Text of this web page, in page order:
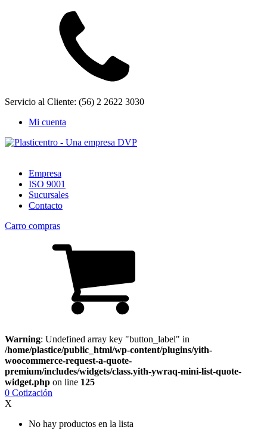
Servicio al Cliente: (56) 2 2622 3030
Mi cuenta
Empresa
ISO 9001
Sucursales
Contacto
Carro compras
Warning: Undefined array key "button_label" in
/home/plastice/public_html/wp-content/plugins/yith-
woocommerce-request-a-quote-
premium/includes/widgets/class.yith-ywraq-mini-list-quote-
widget.php on line 125
0 Cotización
X
No hay productos en la lista